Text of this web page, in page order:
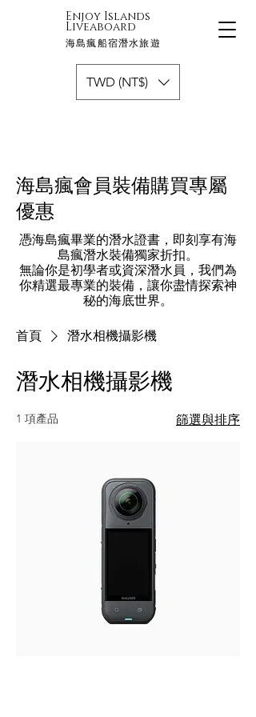
Enjoy Islands
Liveaboard
海島瘋船宿潛水旅遊
TWD (NT$)
​海島瘋會員裝備購買專屬
優惠
憑海島瘋畢業的潛水證書，即刻享有海
島瘋潛水裝備獨家折扣。
無論你是初學者或資深潛水員，我們為
你精選最專業的裝備，讓你盡情探索神
秘的海底世界。
首頁 潛水相機攝影機
潛水相機攝影機
1 項產品 篩選與排序